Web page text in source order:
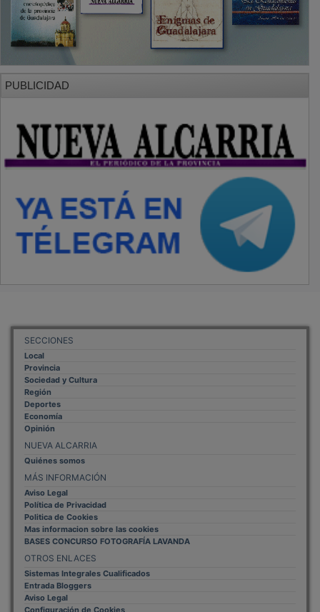
SECCIONES
Local
Provincia
Sociedad y Cultura
Región
Deportes
Economía
Opinión
NUEVA ALCARRIA
Quiénes somos
MÁS INFORMACIÓN
Aviso Legal
Política de Privacidad
Politica de Cookies
Mas informacion sobre las cookies
BASES CONCURSO FOTOGRAFÍA LAVANDA
OTROS ENLACES
Sistemas Integrales Cualificados
Entrada Bloggers
Aviso Legal
Configuración de Cookies